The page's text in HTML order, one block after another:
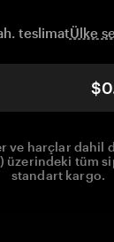
teslimatÜlke
ve harçlar dahil
üzerindeki tüm
standart kargo.